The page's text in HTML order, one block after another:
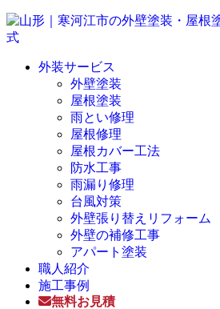
外装サービス
外壁塗装
屋根塗装
雨とい修理
屋根修理
屋根カバー工法
防水工事
雨漏り修理
台風対策
外壁張り替えリフォーム
外壁の補修工事
アパート塗装
職人紹介
施工事例
無料お見積